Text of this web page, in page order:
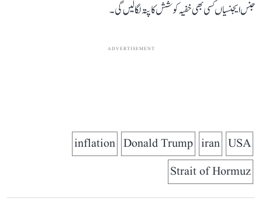
جنس ایجنسیاں کسی بھی خفیہ کوشش کا پتہ لگا لیں گی۔
ADVERTISEMENT
USA
iran
Donald Trump
inflation
Strait of Hormuz